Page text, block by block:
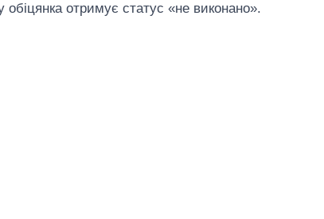
отримує статус «не виконано».